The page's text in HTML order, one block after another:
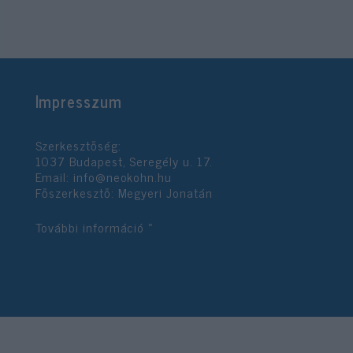
Impresszum
Szerkesztőség:
1037 Budapest, Seregély u. 17.
Email: info@neokohn.hu
Főszerkesztő: Megyeri Jonatán
További információ »